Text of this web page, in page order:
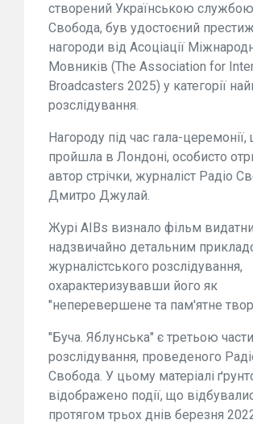
створений Українською
Свобода, був удостоєний
нагороди від Асоціації
Мовників (The Association for
Broadcasters 2025) у категорії
розслідування.
Нагороду під час гала-церемонії,
пройшла в Лондоні, особисто
автор стрічки, журналіст Радіо
Дмитро Джулай.
Журі AIBs визнало фільм
надзвичайно детальним
журналістського розслідування,
охарактеризувавши його як
"неперевершене та пам'ятне
"Буча. Яблунська" є третьою
розслідування, проведеного
Свобода. У цьому матеріалі
відображено події, що
протягом трьох днів березня